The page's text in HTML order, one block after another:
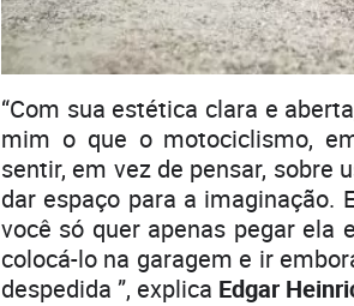
“Com sua estética clara e
mim o que o motociclismo,
sentir, em vez de pensar, sobre
dar espaço para a imaginação.
você só quer apenas pegar ela
colocá-lo na garagem e ir
despedida ”, explica Edgar